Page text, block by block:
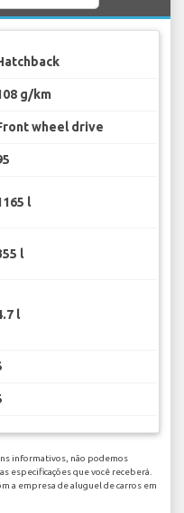
g/km
wheel drive
l
l
l
informativos, não podemos
especificações que você receberá.
a empresa de aluguel de carros em